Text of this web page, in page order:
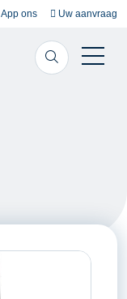
App ons Uw aanvraag